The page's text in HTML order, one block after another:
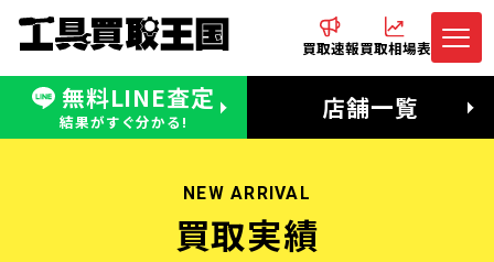
買取速報買取相場表
無料LINE査定
結果がすぐ分かる! 店舗一覧
無料LINE査定
受付：11:00〜19:00 木曜定休日
電話でお問合わせ
営業時間：11:00〜20:00
NEW ARRIVAL
買取実績